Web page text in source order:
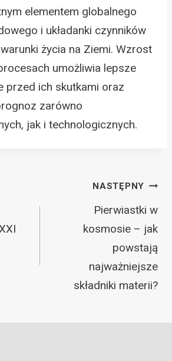
elementem globalnego
i układanki czynników
życia na Ziemi. Wzrost
umożliwia lepsze
przed ich skutkami oraz
zarówno
jak i technologicznych.
NASTĘPNY
Pierwiastki w
kosmosie – jak
powstają
najważniejsze
składniki materii?